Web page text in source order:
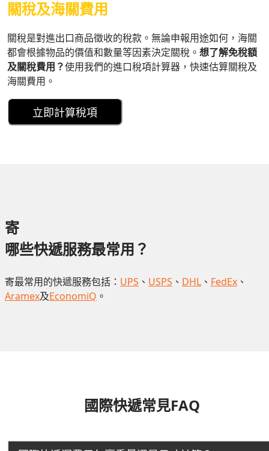
關稅及海關費用
關稅是對進出口商品徵收的稅款。無論申報用途如何，海關
都會根據物品的價值和數量等因素決定關稅。 想了解免稅額
及關稅費用？使用我們的進口稅項計算器，快速估算關稅及
海關費用。
立即計算稅項
寄
哪些快遞服務最常用？
寄最常用的快遞服務包括： UPS 、 USPS 、 DHL 、 FedEx 、
Aramex及EconomiQ 。
國際快遞常見FAQ